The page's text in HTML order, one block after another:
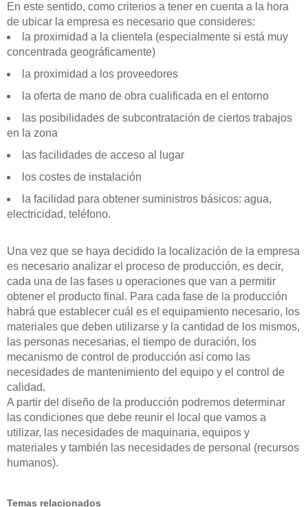
En este sentido, como criterios a tener en cuenta a la hora
de ubicar la empresa es necesario que consideres:
la proximidad a la clientela (especialmente si está muy
concentrada geográficamente)
la proximidad a los proveedores
la oferta de mano de obra cualificada en el entorno
las posibilidades de subcontratación de ciertos trabajos
en la zona
las facilidades de acceso al lugar
los costes de instalación
la facilidad para obtener suministros básicos: agua,
electricidad, teléfono.
Una vez que se haya decidido la localización de la empresa
es necesario analizar el proceso de producción, es decir,
cada una de las fases u operaciones que van a permitir
obtener el producto final. Para cada fase de la producción
habrá que establecer cuál es el equipamiento necesario, los
materiales que deben utilizarse y la cantidad de los mismos,
las personas necesarias, el tiempo de duración, los
mecanismo de control de producción así como las
necesidades de mantenimiento del equipo y el control de
calidad.
A partir del diseño de la producción podremos determinar
las condiciones que debe reunir el local que vamos a
utilizar, las necesidades de maquinaria, equipos y
materiales y también las necesidades de personal (recursos
humanos).
Temas relacionados